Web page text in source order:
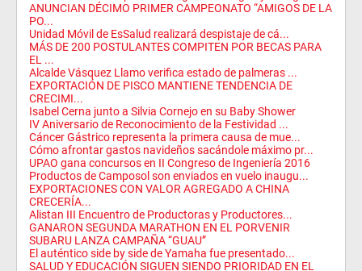
ANUNCIAN DÉCIMO PRIMER CAMPEONATO “AMIGOS DE LA
PO...
Unidad Móvil de EsSalud realizará despistaje de cá...
MÁS DE 200 POSTULANTES COMPITEN POR BECAS PARA
EL ...
Alcalde Vásquez Llamo verifica estado de palmeras ...
EXPORTACIÓN DE PISCO MANTIENE TENDENCIA DE
CRECIMI...
Isabel Cerna junto a Silvia Cornejo en su Baby Shower
IV Aniversario de Reconocimiento de la Festividad ...
Cáncer Gástrico representa la primera causa de mue...
Cómo afrontar gastos navideños sacándole máximo pr...
UPAO gana concursos en II Congreso de Ingeniería 2016
Productos de Camposol son enviados en vuelo inaugu...
EXPORTACIONES CON VALOR AGREGADO A CHINA
CRECERÍA...
Alistan III Encuentro de Productoras y Productores...
GANARON SEGUNDA MARATHON EN EL PORVENIR
SUBARU LANZA CAMPAÑA “GUAU”
El auténtico side by side de Yamaha fue presentado...
SALUD Y EDUCACIÓN SIGUEN SIENDO PRIORIDAD EN EL